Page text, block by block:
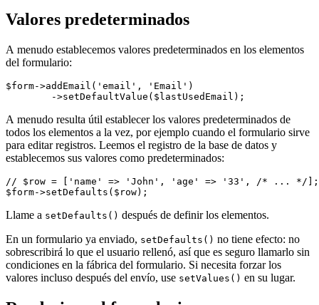
Valores predeterminados
A menudo establecemos valores predeterminados en los elementos
del formulario:
$form->addEmail('email', 'Email')
A menudo resulta útil establecer los valores predeterminados de
todos los elementos a la vez, por ejemplo cuando el formulario sirve
para editar registros. Leemos el registro de la base de datos y
establecemos sus valores como predeterminados:
// $row = ['name' => 'John', 'age' => '33', /* ... */];
Llame a setDefaults() después de definir los elementos.
En un formulario ya enviado, setDefaults() no tiene efecto: no
sobrescribirá lo que el usuario rellenó, así que es seguro llamarlo sin
condiciones en la fábrica del formulario. Si necesita forzar los
valores incluso después del envío, use setValues() en su lugar.